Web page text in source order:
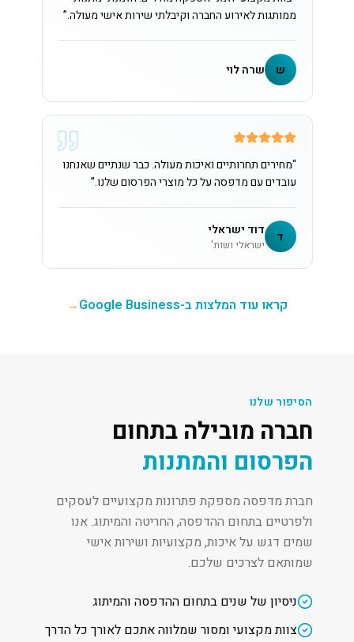
ממותגות לאירוע החברה וקיבלתי שירות אישי מעולה.”
ש שרה לוי
“מחירים תחרותיים ואיכות מעולה. כבר שנתיים שאנחנו
עובדים עם מדפסה על כל מוצרי הפרסום שלנו.”
ד דוד ישראלי
ישראלי ושות'
קראו עוד המלצות ב-Google Business →
הסיפור שלנו
חברה מובילה בתחום
הפרסום והמתנות
חברת מדפסה מספקת פתרונות מקצועיים לעסקים
ולפרטיים בתחום ההדפסה, החריטה והמיתוג. אנו
שמים דגש על איכות, מקצועיות ושירות אישי
שמותאם לצרכים שלכם.
ניסיון של שנים בתחום ההדפסה והמיתוג
צוות מקצועי ומסור שמלווה אתכם לאורך כל הדרך